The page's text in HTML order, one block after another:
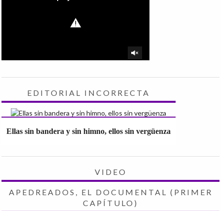
EDITORIAL INCORRECTA
Ellas sin bandera y sin himno, ellos sin vergüenza
VIDEO
APEDREADOS, EL DOCUMENTAL (PRIMER
CAPÍTULO)